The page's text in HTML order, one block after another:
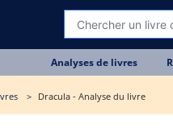
Analyses de livres
Dracula - Analyse du livre